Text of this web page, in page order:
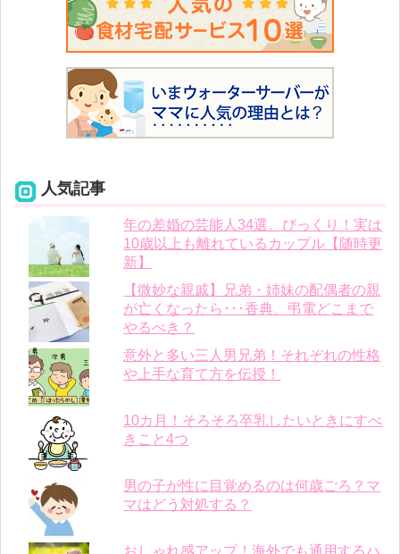
人気記事
年の差婚の芸能人34選。びっくり！実は
10歳以上も離れているカップル【随時更
新】
【微妙な親戚】兄弟・姉妹の配偶者の親
が亡くなったら･･･香典、弔電どこまで
やるべき？
意外と多い三人男兄弟！それぞれの性格
や上手な育て方を伝授！
10カ月！そろそろ卒乳したいときにすべ
きこと4つ
男の子が性に目覚めるのは何歳ごろ？マ
マはどう対処する？